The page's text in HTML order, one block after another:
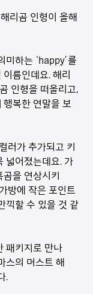
리곰 인형이 올해
미하는 ‘happy’를
름인데요. 해리
인형을 떠올리고,
복한 연말을 보
러가 추가되고 키
넓어졌는데요. 가
을 연상시키
방에 작은 포인트
끽할 수 있을 것 같
패키지로 만나
스의 머스트 해
.